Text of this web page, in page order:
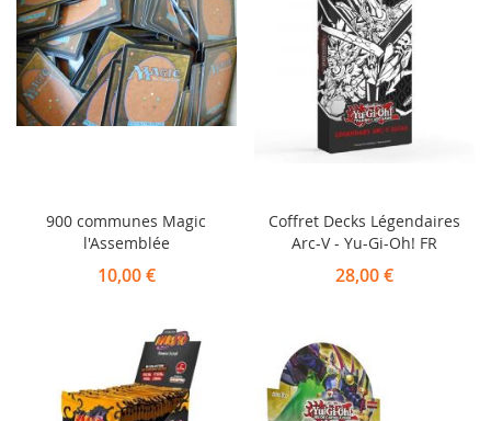
900 communes Magic
l'Assemblée
10,00 €
Coffret Decks Légendaires
Arc-V - Yu-Gi-Oh! FR
28,00 €